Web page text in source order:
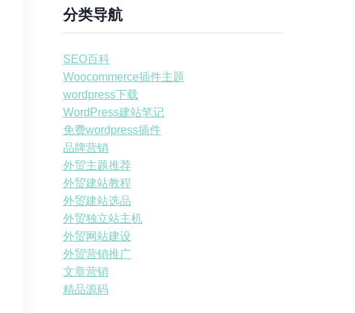
分类导航
SEO百科
Woocommerce插件主题
wordpress下载
WordPress建站笔记
免费wordpress插件
品牌营销
外贸主题推荐
外贸建站教程
外贸建站选品
外贸独立站主机
外贸网站建设
外贸营销推广
文章营销
精品源码